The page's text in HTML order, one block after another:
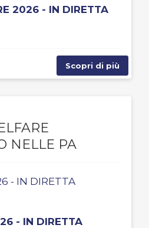
2026 - IN DIRETTA
Scopri di più
NELLE PA
- IN DIRETTA
- IN DIRETTA